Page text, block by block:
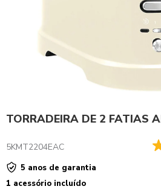
TORRADEIRA DE 2 FATIAS
5KMT2204EAC
5 anos de garantia
1 acessório incluído